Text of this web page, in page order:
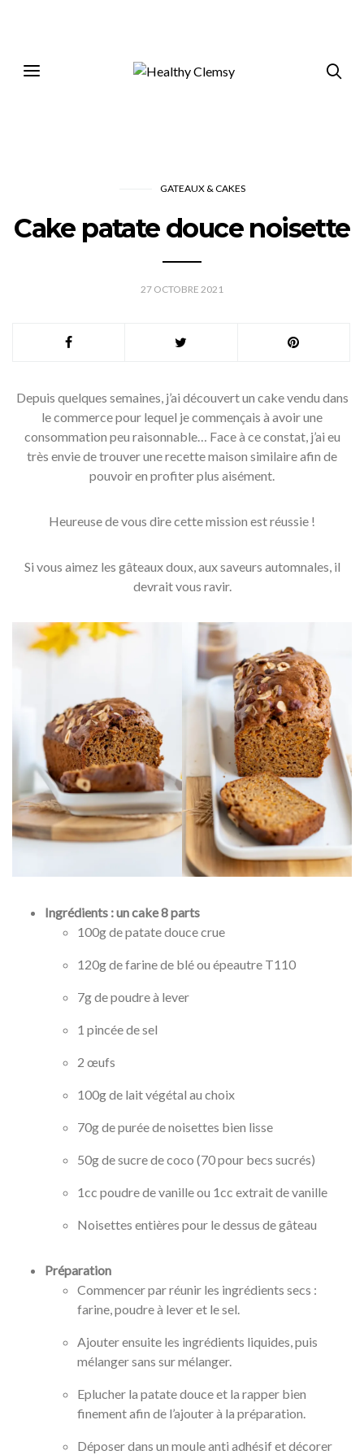
GATEAUX & CAKES
Cake patate douce noisette
27 OCTOBRE 2021
Depuis quelques semaines, j’ai découvert un cake vendu dans
le commerce pour lequel je commençais à avoir une
consommation peu raisonnable… Face à ce constat, j’ai eu
très envie de trouver une recette maison similaire afin de
pouvoir en profiter plus aisément.
Heureuse de vous dire cette mission est réussie !
Si vous aimez les gâteaux doux, aux saveurs automnales, il
devrait vous ravir.
Ingrédients : un cake 8 parts
100g de patate douce crue
120g de farine de blé ou épeautre T110
7g de poudre à lever
1 pincée de sel
2 œufs
100g de lait végétal au choix
70g de purée de noisettes bien lisse
50g de sucre de coco (70 pour becs sucrés)
1cc poudre de vanille ou 1cc extrait de vanille
Noisettes entières pour le dessus de gâteau
Préparation
Commencer par réunir les ingrédients secs :
farine, poudre à lever et le sel.
Ajouter ensuite les ingrédients liquides, puis
mélanger sans sur mélanger.
Eplucher la patate douce et la rapper bien
finement afin de l’ajouter à la préparation.
Déposer dans un moule anti adhésif et décorer